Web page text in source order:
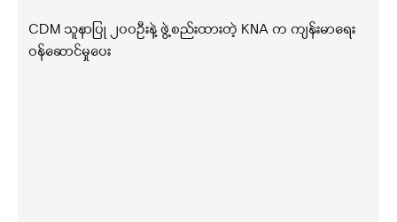
CDM သူနာပြု ၂၀၀ဦးနဲ့ ဖွဲ့စည်းထားတဲ့ KNA က ကျန်းမာရေး
ဝန်ဆောင်မှုပေး